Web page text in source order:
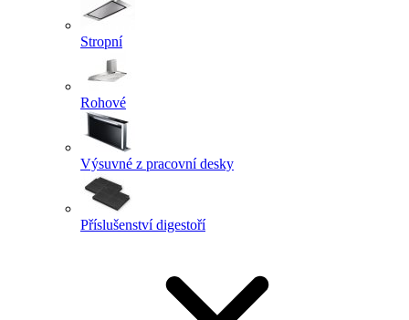
Stropní
Rohové
Výsuvné z pracovní desky
Příslušenství digestoří